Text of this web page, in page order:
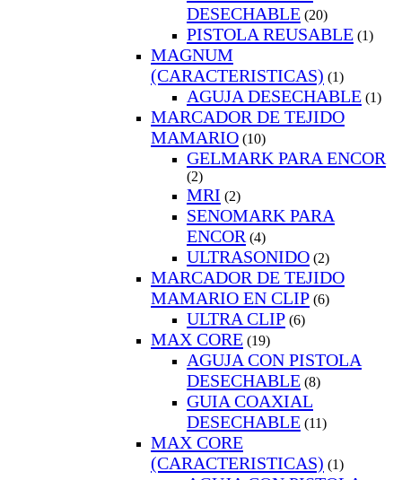
DESECHABLE (20)
PISTOLA REUSABLE (1)
MAGNUM
(CARACTERISTICAS) (1)
AGUJA DESECHABLE (1)
MARCADOR DE TEJIDO
MAMARIO (10)
GELMARK PARA ENCOR
(2)
MRI (2)
SENOMARK PARA
ENCOR (4)
ULTRASONIDO (2)
MARCADOR DE TEJIDO
MAMARIO EN CLIP (6)
ULTRA CLIP (6)
MAX CORE (19)
AGUJA CON PISTOLA
DESECHABLE (8)
GUIA COAXIAL
DESECHABLE (11)
MAX CORE
(CARACTERISTICAS) (1)